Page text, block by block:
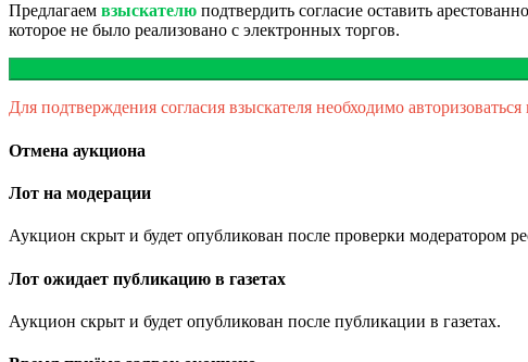
Предлагаем взыскателю подтвердить согласие оставить
которое не было реализовано с электронных торгов.
Для подтверждения согласия взыскателя необходимо
Отмена аукциона
Лот на модерации
Аукцион скрыт и будет опубликован после проверки модератором
Лот ожидает публикацию в газетах
Аукцион скрыт и будет опубликован после публикации в газетах.